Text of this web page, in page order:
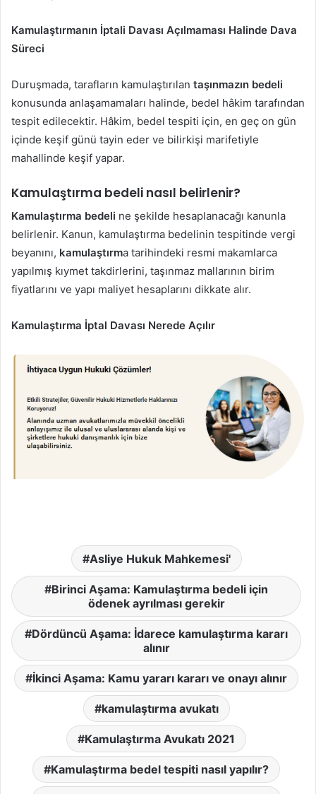
Kamulaştırmanın İptali Davası Açılmaması Halinde Dava
Süreci
Duruşmada, tarafların kamulaştırılan taşınmazın bedeli
konusunda anlaşamamaları halinde, bedel hâkim tarafından
tespit edilecektir. Hâkim, bedel tespiti için, en geç on gün
içinde keşif günü tayin eder ve bilirkişi marifetiyle
mahallinde keşif yapar.
Kamulaştırma bedeli nasıl belirlenir?
Kamulaştırma bedeli ne şekilde hesaplanacağı kanunla
belirlenir. Kanun, kamulaştırma bedelinin tespitinde vergi
beyanını, kamulaştırma tarihindeki resmi makamlarca
yapılmış kıymet takdirlerini, taşınmaz mallarının birim
fiyatlarını ve yapı maliyet hesaplarını dikkate alır.
Kamulaştırma İptal Davası Nerede Açılır
Asliye Hukuk Mahkemesi'
Birinci Aşama: Kamulaştırma bedeli için
ödenek ayrılması gerekir
Dördüncü Aşama: İdarece kamulaştırma kararı
alınır
İkinci Aşama: Kamu yararı kararı ve onayı alınır
kamulaştırma avukatı
Kamulaştırma Avukatı 2021
Kamulaştırma bedel tespiti nasıl yapılır?